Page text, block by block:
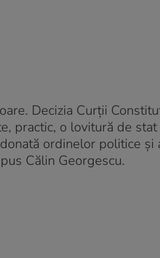
Decizia Curții
practic, o lovitură de stat
ordinelor politice și
Călin Georgescu.